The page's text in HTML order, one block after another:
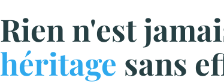
Rien n'est
héritage sans